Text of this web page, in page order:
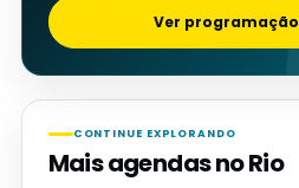
Ver programação
CONTINUE EXPLORANDO
Mais agendas no Rio